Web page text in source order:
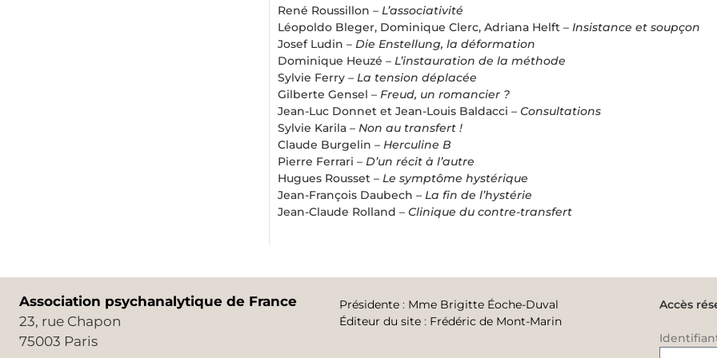
René Roussillon – L’associativité
Léopoldo Bleger, Dominique Clerc, Adriana Helft – Insistance et soupçon
Josef Ludin – Die Enstellung, la déformation
Dominique Heuzé – L’instauration de la méthode
Sylvie Ferry – La tension déplacée
Gilberte Gensel – Freud, un romancier ?
Jean-Luc Donnet et Jean-Louis Baldacci – Consultations
Sylvie Karila – Non au transfert !
Claude Burgelin – Herculine B
Pierre Ferrari – D’un récit à l’autre
Hugues Rousset – Le symptôme hystérique
Jean-François Daubech – La fin de l’hystérie
Jean-Claude Rolland – Clinique du contre-transfert
Association psychanalytique de France
23, rue Chapon
75003 Paris
Présidente: Mme Brigitte Éoche-Duval
Éditeur du site: Frédéric de Mont-Marin
Accès